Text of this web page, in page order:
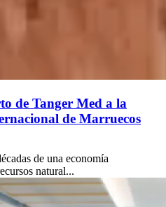
de Tanger Med a la
de Marruecos
de una economía
natural...